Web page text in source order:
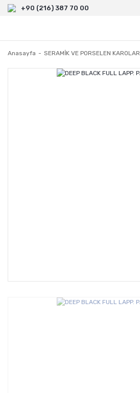
+90 (216) 387 70 00
Anasayfa SERAMİK VE PORSELEN KAROLAR